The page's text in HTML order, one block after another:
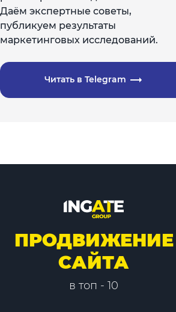
Даём экспертные советы,
публикуем результаты
маркетинговых исследований.
Читать в Telegram
ПРОДВИЖЕНИЕ
САЙТА
в топ - 10